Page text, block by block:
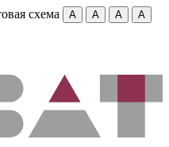
схема A A A
A